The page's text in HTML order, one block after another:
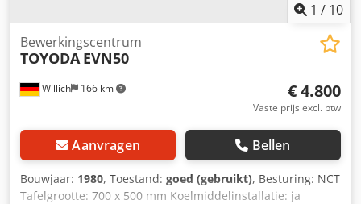
1 / 10
Willich 166 km
Bewerkingscentrum
TOYODA EVN50
€ 4.800
Vaste prijs excl. btw
Aanvragen Bellen
Bouwjaar: 1980, Toestand: goed (gebruikt), Besturing: NCT
Tafelgrootte: 700 x 500 mm Koelmiddelinstallatie: ja